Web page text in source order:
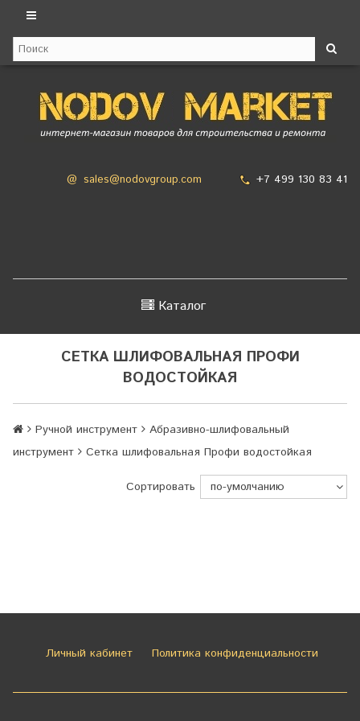
@ sales@nodovgroup.com +7 499 130 83 41
Каталог
СЕТКА ШЛИФОВАЛЬНАЯ ПРОФИ
ВОДОСТОЙКАЯ
Ручной инструмент
Абразивно-шлифовальный
инструмент
Сетка шлифовальная Профи водостойкая
Сортировать
Личный кабинет Политика конфиденциальности